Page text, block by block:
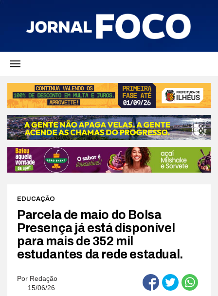
EDUCAÇÃO
Parcela de maio do Bolsa
Presença já está disponível
para mais de 352 mil
estudantes da rede estadual.
Por Redação
15/06/26